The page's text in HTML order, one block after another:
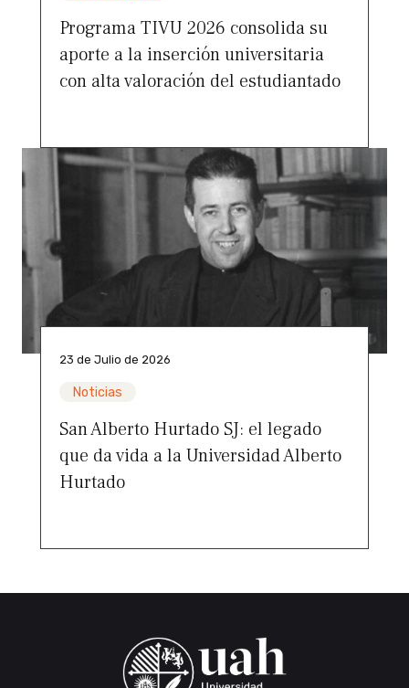
Programa TIVU 2026 consolida su
aporte a la inserción universitaria
con alta valoración del estudiantado
23 de Julio de 2026
Noticias
San Alberto Hurtado SJ: el legado
que da vida a la Universidad Alberto
Hurtado